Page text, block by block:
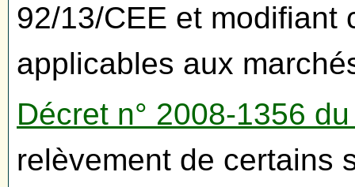
92/13/CEE et modifiant
applicables aux
Décret n° 2008-1356
relèvement de certains